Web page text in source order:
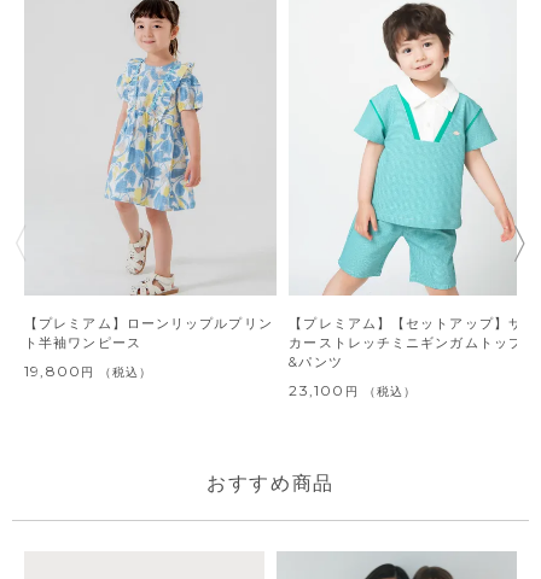
【プレミアム】ローンリップルプリン
ト半袖ワンピース
19,800 税込
【プレミアム】【セットアップ】サッ
カーストレッチミニギンガムトップス
&パンツ
23,100 税込
おすすめ商品